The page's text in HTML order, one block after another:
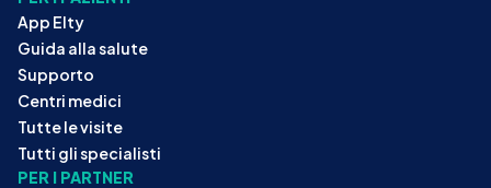
App Elty
Guida alla salute
Supporto
Centri medici
Tutte le visite
Tutti gli specialisti
PER I PARTNER